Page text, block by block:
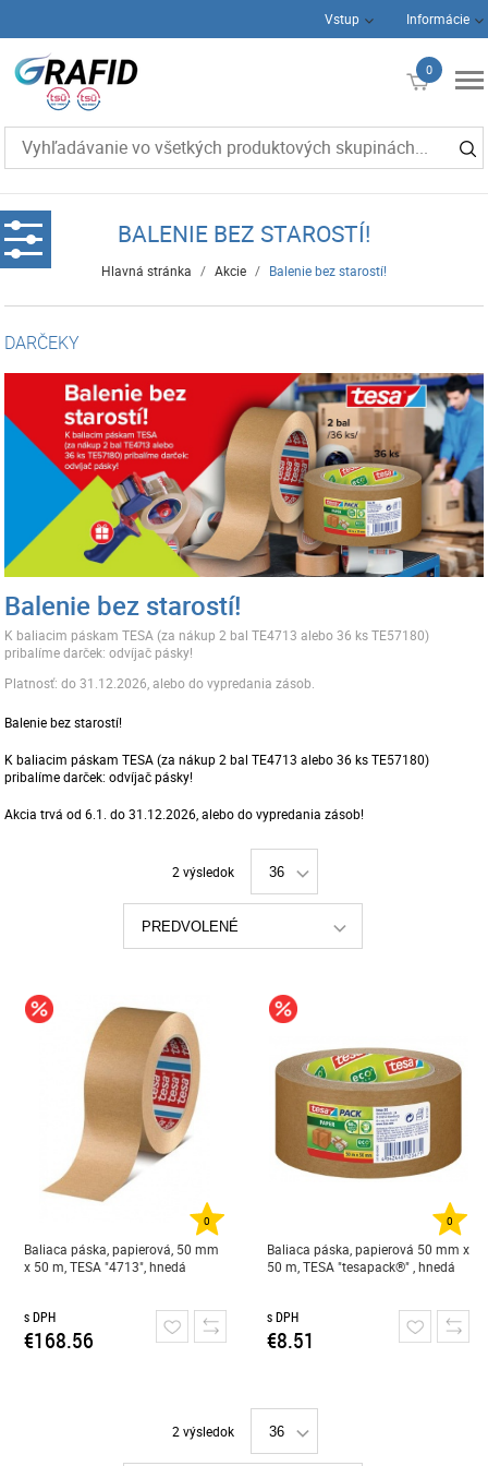
Vstup Informácie
0
€0
BALENIE BEZ STAROSTÍ!
Hlavná stránka / Akcie / Balenie bez starostí!
DARČEKY
Balenie bez starostí!
K baliacim páskam TESA (za nákup 2 bal TE4713 alebo 36 ks TE57180)
pribalíme darček: odvíjač pásky!
Platnosť: do 31.12.2026, alebo do vypredania zásob.
Balenie bez starostí!
K baliacim páskam TESA (za nákup 2 bal TE4713 alebo 36 ks TE57180)
pribalíme darček: odvíjač pásky!
Akcia trvá od 6.1. do 31.12.2026, alebo do vypredania zásob!
2 výsledok 36
PREDVOLENÉ
0
Baliaca páska, papierová, 50 mm
x 50 m, TESA "4713", hnedá
s DPH
€168.56
0
Baliaca páska, papierová 50 mm x
50 m, TESA "tesapack®" , hnedá
s DPH
€8.51
2 výsledok 36